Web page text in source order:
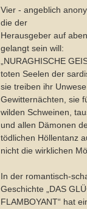
Vier - angeblich
die der
Herausgeber auf
gelangt sein will:
„NURAGHISCHE
toten Seelen der
sie treiben ihr
Gewitternächten, sie
wilden Schweinen,
und allen Dämonen
tödlichen Höllentanz
nicht die wirklichen
In der romantisch-
Geschichte „DAS
FLAMBOYANT“ hat